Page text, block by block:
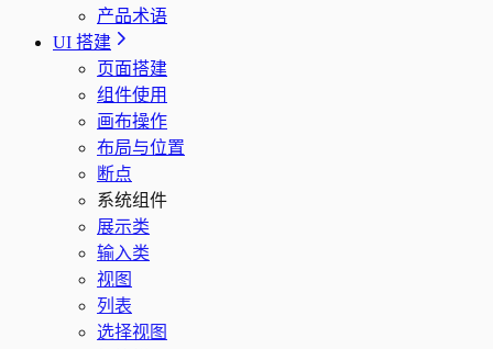
产品术语
UI 搭建
页面搭建
组件使用
画布操作
布局与位置
断点
系统组件
展示类
输入类
视图
列表
选择视图